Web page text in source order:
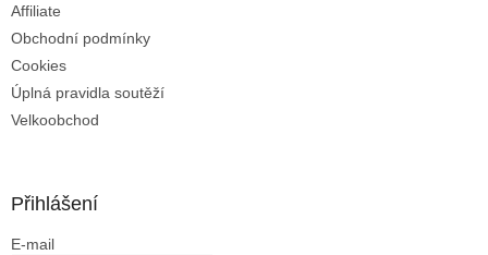
Affiliate
Obchodní podmínky
Cookies
Úplná pravidla soutěží
Velkoobchod
Přihlášení
E-mail